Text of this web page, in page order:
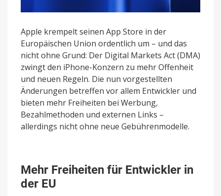
Apple krempelt seinen App Store in der
Europäischen Union ordentlich um – und das
nicht ohne Grund: Der Digital Markets Act (DMA)
zwingt den iPhone-Konzern zu mehr Offenheit
und neuen Regeln. Die nun vorgestellten
Änderungen betreffen vor allem Entwickler und
bieten mehr Freiheiten bei Werbung,
Bezahlmethoden und externen Links –
allerdings nicht ohne neue Gebührenmodelle.
Mehr Freiheiten für Entwickler in
der EU